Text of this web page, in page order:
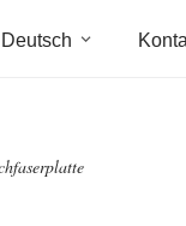
Deutsch